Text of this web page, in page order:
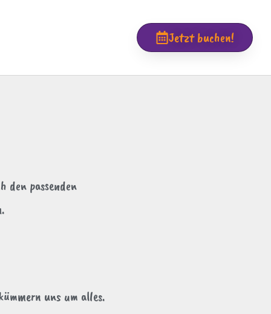
Jetzt buchen!
passenden
uns um alles.